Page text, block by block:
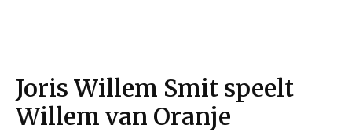
Joris Willem Smit speelt
Willem van Oranje